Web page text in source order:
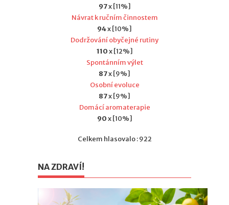
97x [11%]
Návrat k ručním činnostem
94x [10%]
Dodržování obyčejné rutiny
110x [12%]
Spontánním výlet
87x [9%]
Osobní evoluce
87x [9%]
Domácí aromaterapie
90x [10%]
Celkem hlasovalo : 922
NA ZDRAVÍ!